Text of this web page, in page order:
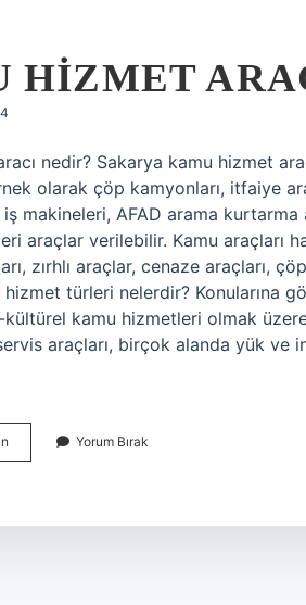
HIZMET
nedir? Sakarya kamu hizmet
olarak çöp kamyonları, itfaiye
iş makineleri, AFAD arama
araçlar verilebilir. Kamu araçları
zırhlı araçlar, cenaze araçları,
türleri nelerdir? Konularına
kamu hizmetleri olmak
araçları, birçok alanda yük ve
Hizmet
Yorum Bırak